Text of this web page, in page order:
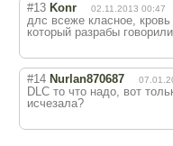
#13 Konr 02.11.2013 00:47
длс всеже класное,
который разрабы
#14 Nurlan870687
DLC то что надо, вот
исчезала?